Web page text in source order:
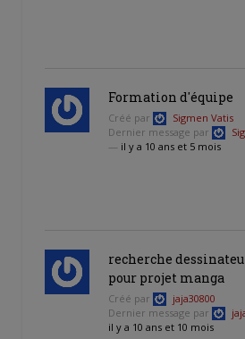
Formation d'équipe
Créé par
Sigmen Vatis
Dernier message par
— il y a 10 ans et 5 mois
recherche
pour projet manga
Créé par
jaja30800
Dernier message par
il y a 10 ans et 10 mois